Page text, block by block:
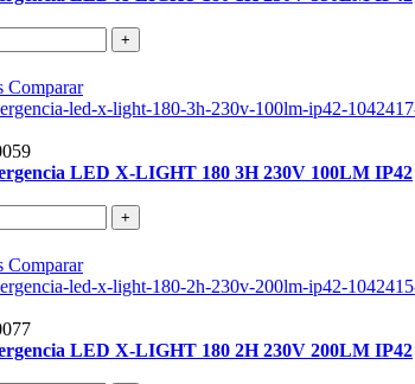
+
Comparar
LED X-LIGHT 180 3H 230V 100LM IP42
+
Comparar
LED X-LIGHT 180 2H 230V 200LM IP42